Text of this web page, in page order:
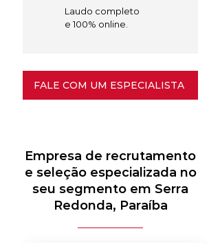
Laudo completo
e 100% online.
FALE COM UM ESPECIALISTA
Empresa de recrutamento
e seleção especializada no
seu segmento em Serra
Redonda, Paraíba